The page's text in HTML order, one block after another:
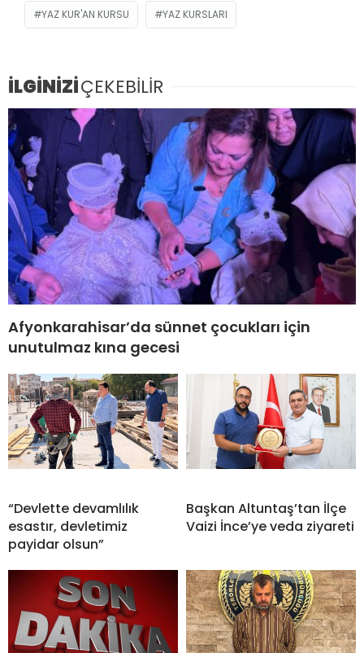
YAZ KUR'AN KURSU YAZ KURSLARI
İLGİNİZİÇEKEBİLİR
Afyonkarahisar’da sünnet çocukları için
unutulmaz kına gecesi
“Devlette devamlılık
esastır, devletimiz
payidar olsun”
Başkan Altuntaş’tan İlçe
Vaizi İnce’ye veda ziyareti